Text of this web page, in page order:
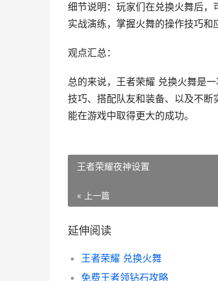
细节说明：玩家们在兑换火舞后
实战演练，掌握火舞的操作技巧和
观点汇总：
总的来说，王者荣耀 兑换火舞是
技巧、搭配队友和装备、以及不
能在游戏中取得更大的成功。
王者荣耀夜神设置
« 上一篇
延伸阅读
王者荣耀 兑换火舞
免费王者领钻石攻略